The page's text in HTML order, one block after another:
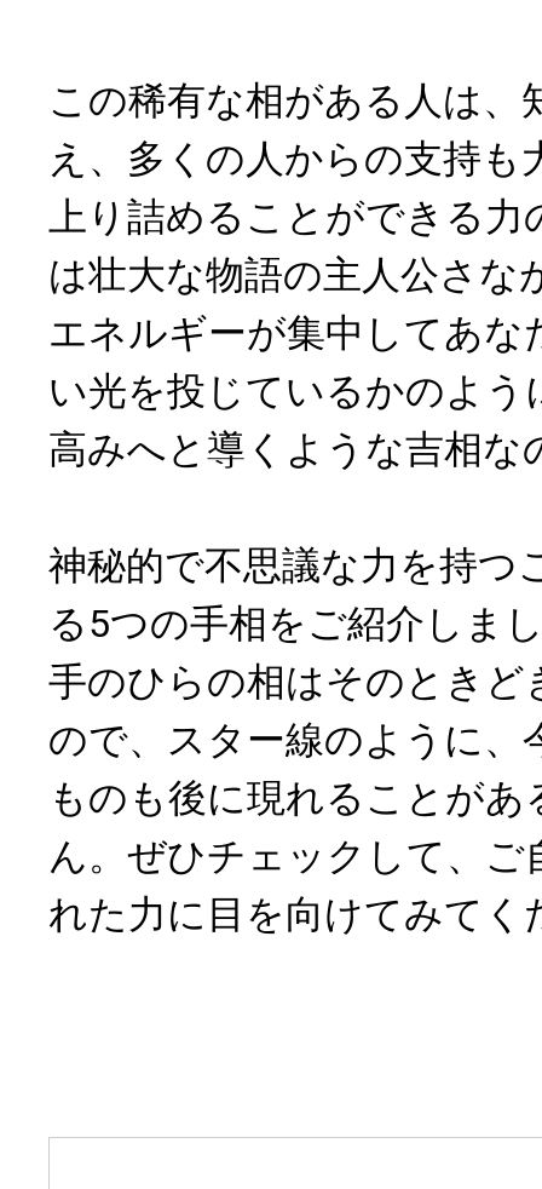
この稀有な相がある人は、
え、多くの人からの支持も
上り詰めることができる
は壮大な物語の主人公さな
エネルギーが集中してあな
い光を投じているかのよ
高みへと導くような吉相な
神秘的で不思議な力を持つ
る5つの手相をご紹介しま
手のひらの相はそのときど
ので、スター線のように、
ものも後に現れることが
ん。ぜひチェックして、ご
れた力に目を向けてみてく